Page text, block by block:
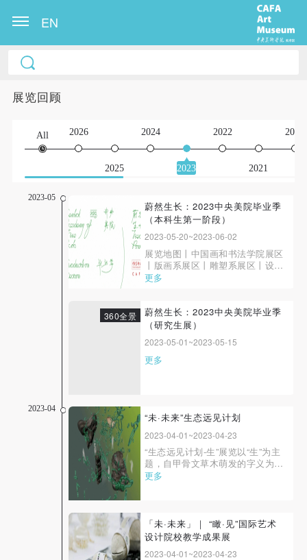
EN
展览回顾
All 2026
2025
2024
2023
2022
2021
2020
2023-05
蔚然生长：2023中央美院毕业季
（本科生第一阶段）
2023-05-20~2023-06-02
展览地图丨中国画和书法学院展区
丨版画系展区丨雕塑系展区丨设计
学院展区丨建筑学院展区丨人文学
更多
360全景
蔚然生长：2023中央美院毕业季
（研究生展）
2023-05-01~2023-05-15
更多
2023-04
“未·未来”生态远见计划
2023-04-01~2023-04-23
“生态远见计划-生”展览以“生”为主
题，自甲骨文草木萌发的字义为启
始，连接生命、生态、生活、 生
生命设计、超物体、合成生物材
料、后人类、第三自然、生态资
本、响应式环境、气候设计...
更多
「未·未来」｜ “瞰·见”国际艺术
设计院校教学成果展
2023-04-01~2023-04-23